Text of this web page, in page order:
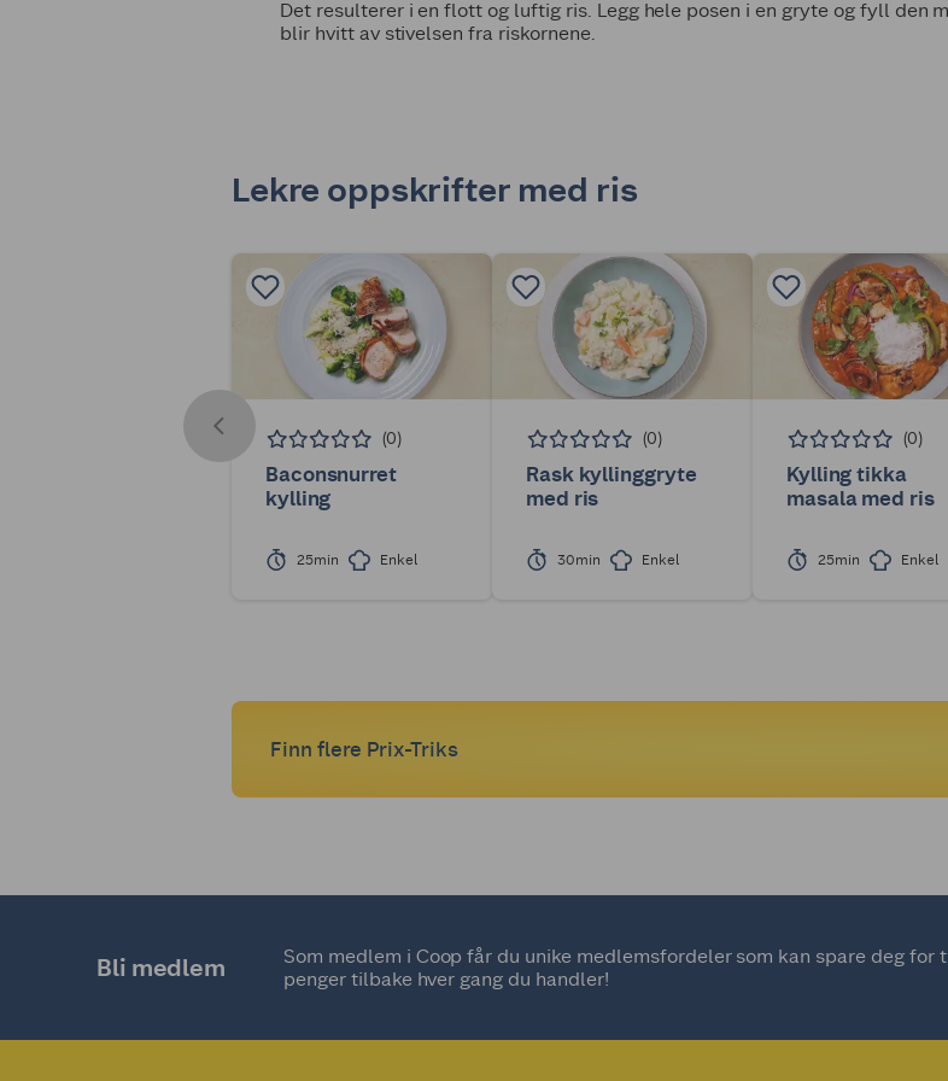
Det resulterer i en flott og luftig ris. Legg hele posen i en gryte og fyll den
blir hvitt av stivelsen fra riskornene.
Lekre oppskrifter med ris
(0)
Baconsnurret
kylling
25min Enkel
(0)
Rask kyllinggryte
med ris
30min Enkel
(0)
Kylling tikka
masala med ris
25min Enkel
Finn flere Prix-Triks
Bli medlem
Som medlem i Coop får du unike medlemsfordeler som kan spare deg for
penger tilbake hver gang du handler!